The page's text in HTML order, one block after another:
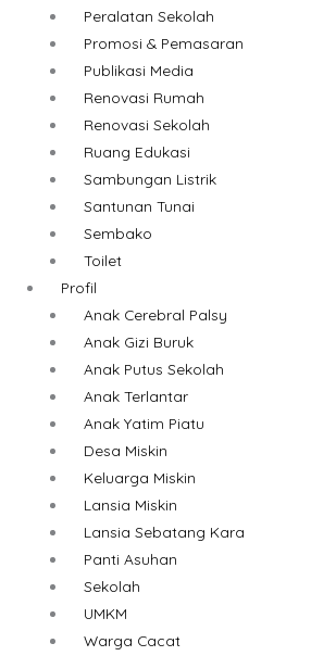
Peralatan Sekolah
Promosi & Pemasaran
Publikasi Media
Renovasi Rumah
Renovasi Sekolah
Ruang Edukasi
Sambungan Listrik
Santunan Tunai
Sembako
Toilet
Profil
Anak Cerebral Palsy
Anak Gizi Buruk
Anak Putus Sekolah
Anak Terlantar
Anak Yatim Piatu
Desa Miskin
Keluarga Miskin
Lansia Miskin
Lansia Sebatang Kara
Panti Asuhan
Sekolah
UMKM
Warga Cacat